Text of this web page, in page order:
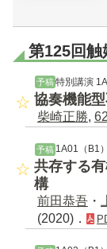
第125回触
予稿 特別講演
協奏機能
柴崎正勝,
予稿1A01（B1）
共存する
構
前田恭吾 ・
(2020)．